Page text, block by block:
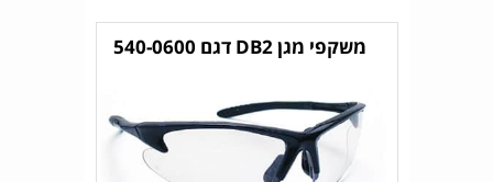
משקפי מגן DB2 דגם 540-0600